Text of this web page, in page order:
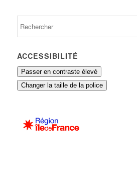
ACCESSIBILITÉ
Passer en contraste élevé
Changer la taille de la police